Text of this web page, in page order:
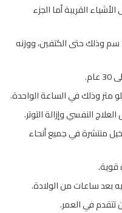
القريبة أما الجزء
يبلغ ارتفاع الحصان ما بين 142 إلى 163 سم وذلك حتى الكتفين، ووزنه
النفسي وإزالة التوتر.
الخيل منتشرة في جميع أنحاء
قوية.
بعد ساعات من الولادة.
تتقدم في العمر.